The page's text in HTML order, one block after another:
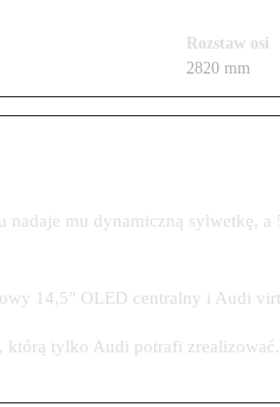
Rozstaw osi
2820 mm
mu dynamiczną sylwetkę,
14,5" OLED centralny i Audi
którą tylko Audi potrafi zrealizować.